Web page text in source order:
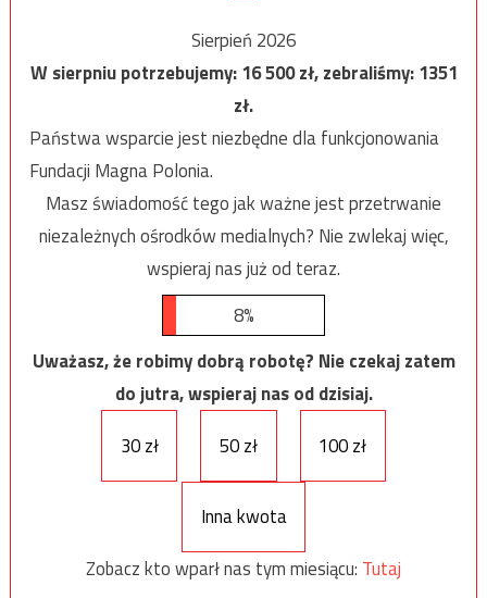
Sierpień 2026
W sierpniu potrzebujemy:16 500zł, zebraliśmy:1351
zł.
Państwa wsparcie jest niezbędne dla funkcjonowania
Fundacji Magna Polonia.
Masz świadomość tego jak ważne jest przetrwanie
niezależnych ośrodków medialnych? Nie zwlekaj więc,
wspieraj nas już od teraz.
8%
Uważasz, że robimy dobrą robotę? Nie czekaj zatem
do jutra, wspieraj nas od dzisiaj.
30 zł
50 zł 100 zł
Inna kwota
Zobacz kto wparł nas tym miesiącu: Tutaj